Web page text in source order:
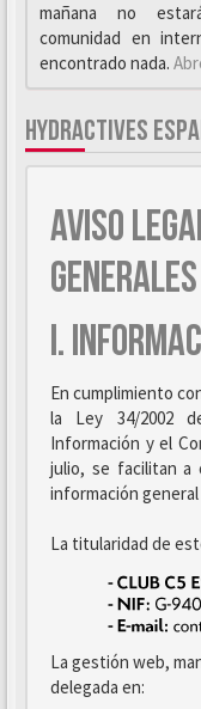
mañana no
comunidad en
encontrado nada.
HYDRACTIVES
AVISO
I.
En cumplimiento
la Ley 34/2002
Información y el
julio, se facilitan a
información
La titularidad de
La gestión web,
delegada en: